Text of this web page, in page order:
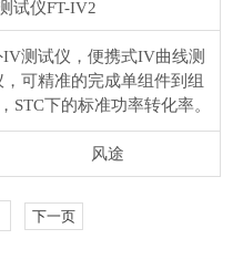
试仪FT-IV2
测试仪，便携式IV曲线测
可精准的完成单组件到组
STC下的标准功率转化率。
风途
下一页